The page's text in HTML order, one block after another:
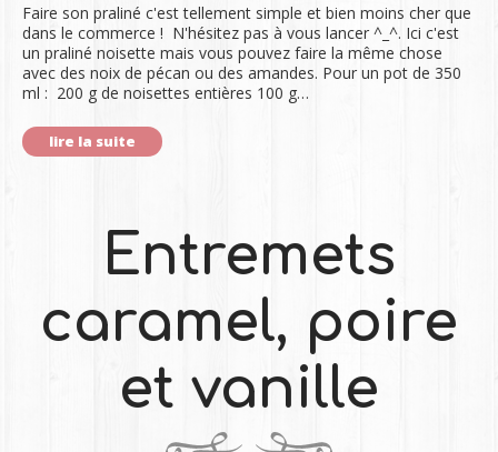
Faire son praliné c'est tellement simple et bien moins cher que
dans le commerce ! N'hésitez pas à vous lancer ^_^. Ici c'est
un praliné noisette mais vous pouvez faire la même chose
avec des noix de pécan ou des amandes. Pour un pot de 350
ml : 200 g de noisettes entières 100 g…
lire la suite
Entremets
caramel, poire
et vanille